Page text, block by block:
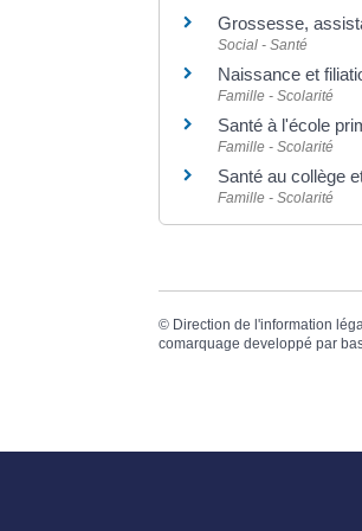
Grossesse,
Social - Santé
Naissance et
Famille - Scolarité
Santé à l'école
Famille - Scolarité
Santé au collège
Famille - Scolarité
© Direction de l'information
comarquage developpé par